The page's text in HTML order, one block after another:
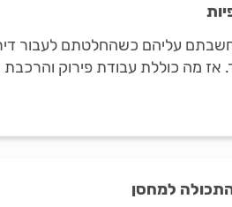
עליהם כשהחלטתם לעבור
מה כוללת עבודת פירוק והרכבת
למחסן